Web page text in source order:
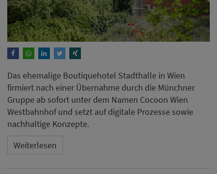
Das ehemalige Boutiquehotel Stadthalle in Wien
firmiert nach einer Übernahme durch die Münchner
Gruppe ab sofort unter dem Namen Cocoon Wien
Westbahnhof und setzt auf digitale Prozesse sowie
nachhaltige Konzepte.
Weiterlesen